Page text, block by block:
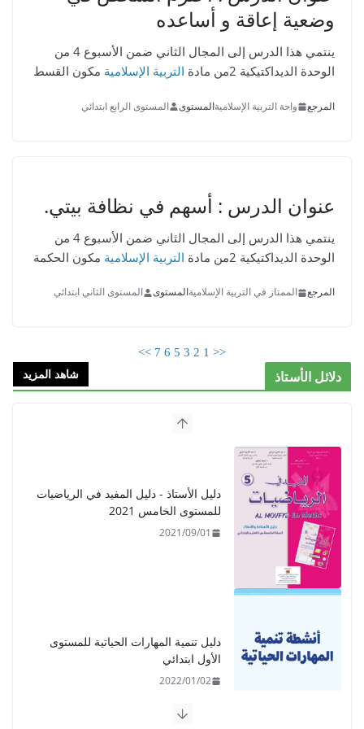
وضعية إعاقة و أساعده
ينتمي هذا الدرس إلى المجال الثاني ضمن الأسبوع 4 من
الوحدة الديداكتيكية 2من مادة
التربية الإسلامية مكون القسط
المرجع واحة التربية الإسلاميةالمستوى المستوى الرابع ابتدائي
عنوان الدرس : أسھم في نظافة بیتي.
ينتمي هذا الدرس إلى المجال الثاني ضمن الأسبوع 4 من
الوحدة الديداكتيكية 2من مادة
التربية الإسلامية مكون الحكمة
المرجع الممتاز في التربية الإسلامية المستوى المستوى الثاني ابتدائي
<<
1
2
3
5
6
7
>>
دلائل الأستاذ شاهد المزيد
دليل الأستاذ - دليل المفيد في الرياضيات
للمستوى الخامس 2021
2021/09/01
دليل تنمية المهارات الحياتية للمستوى
الأول ابتدائي
2022/01/02